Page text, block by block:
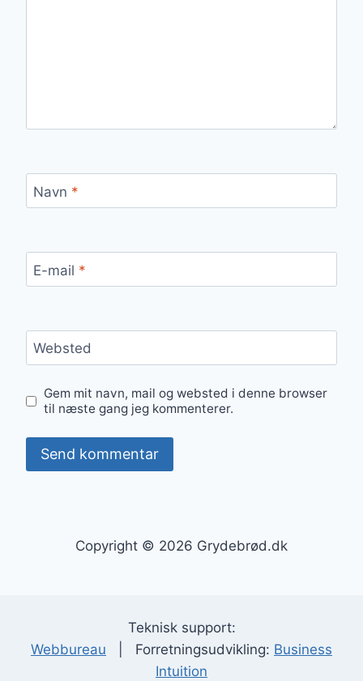
Navn *
E-mail *
Websted
Gem mit navn, mail og websted i denne browser
til næste gang jeg kommenterer.
Copyright © 2026 Grydebrød.dk
Teknisk support:
Webbureau | Forretningsudvikling: Business
Intuition